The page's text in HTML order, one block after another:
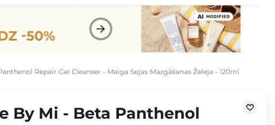
Repair Gel Cleanser - Maiga Sejas Mazgāšanas Želeja - 120ml
By Mi - Beta Panthenol